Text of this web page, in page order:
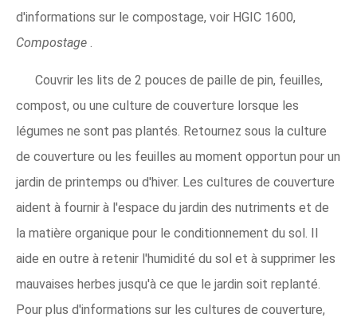
d'informations sur le compostage, voir HGIC 1600,
Compostage .
Couvrir les lits de 2 pouces de paille de pin, feuilles,
compost, ou une culture de couverture lorsque les
légumes ne sont pas plantés. Retournez sous la culture
de couverture ou les feuilles au moment opportun pour un
jardin de printemps ou d'hiver. Les cultures de couverture
aident à fournir à l'espace du jardin des nutriments et de
la matière organique pour le conditionnement du sol. Il
aide en outre à retenir l'humidité du sol et à supprimer les
mauvaises herbes jusqu'à ce que le jardin soit replanté.
Pour plus d'informations sur les cultures de couverture,